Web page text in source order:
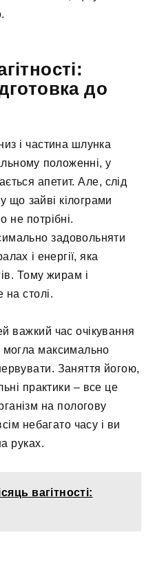
до
і частина шлунка
положенні, у
апетит. Але, слід
що зайві кілограми
не потрібні.
задовольняти
і енергії, яка
Тому жирам і
столі.
важкий час очікування
могла максимально
Заняття йогою,
практики – все це
на пологову
небагато часу і ви
руках.
вагітності: